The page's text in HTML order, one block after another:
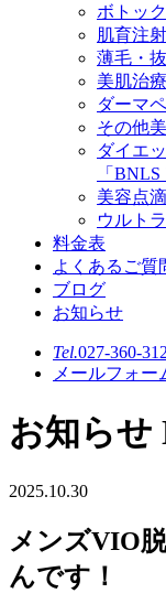
ボトッ
肌育注射
薄毛・
美肌治療
ダーマ
その他
ダイエ
「
美容点滴
ウルト
料金表
よくあるご質
ブログ
お知らせ
Tel.027-360-
メールフォー
お知らせ
2025.10.30
メンズVIO
んです！